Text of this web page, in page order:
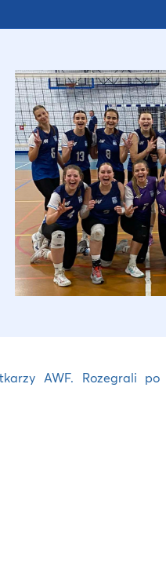
AWF. Rozegrali